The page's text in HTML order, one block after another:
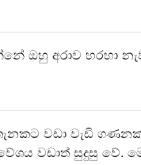
ඔහු අරාව හරහා
වඩා වැඩි ගණනක
වඩාත් සුදුසු වේ.